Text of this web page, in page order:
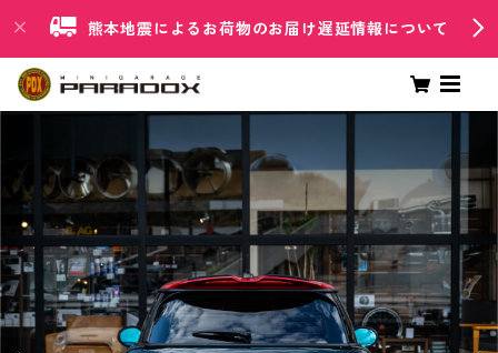
熊本地震によるお荷物のお届け遅延情報について